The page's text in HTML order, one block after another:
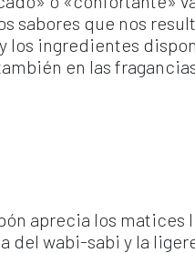
sabores que nos
los ingredientes
en las
aprecia los matices
del wabi-sabi y la